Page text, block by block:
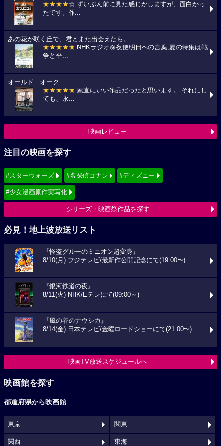
★★★★☆ ずいぶん前に見た感じがしますが、面白かっ
たです。作...
あの花が咲く丘で、君とまた出会えたら。
★★★★★ NHKラジオ深夜便明日への言葉,夏の特集は戦
争と平...
オールド・オーク
★★★★★ 素直にいい作品だったと思います。 それにし
ても、永...
映画レビュー
注目の映画を探す
#スターウォーズ #名探偵コナン #ディズニー
#少女漫画原作実写化
シリーズ・映画祭作品を探す
必見！地上波放送リスト
『怪盗グルーのミニオン超変身』
8/10(月) フジテレビ/最新作公開記念にて(19:00〜)
『銀河鉄道の夜』
8/11(火) NHK/Eテレにて(09:00～)
『風の谷のナウシカ』
8/14(金) 日本テレビ/金曜ロードショーにて(21:00〜)
映画TV放送スケジュールへ
映画館を探す
都道府県から映画館
東京 関東
関西 東海